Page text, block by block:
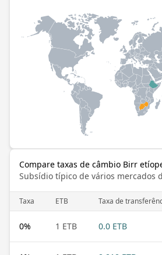
Compare taxas de câmbio Birr
Subsídio típico de vários mercados
Taxa ETB Taxa de
0% 1 ETB 0.0 ETB